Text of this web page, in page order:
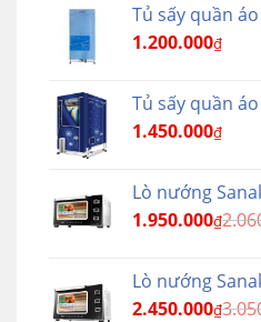
Tủ sấy quần áo
1.200.000₫
Tủ sấy quần áo
1.450.000₫
Lò nướng
1.950.000₫
Lò nướng
2.450.000₫